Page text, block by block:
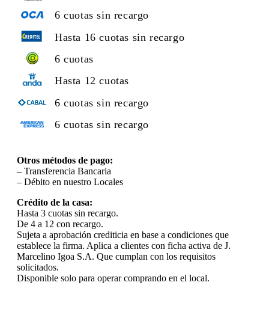
6 cuotas sin recargo
Hasta 16 cuotas sin recargo
6 cuotas
Hasta 12 cuotas
6 cuotas sin recargo
6 cuotas sin recargo
Otros métodos de pago:
– Transferencia Bancaria
– Débito en nuestro Locales
Crédito de la casa:
Hasta 3 cuotas sin recargo.
De 4 a 12 con recargo.
Sujeta a aprobación crediticia en base a condiciones que
establece la firma. Aplica a clientes con ficha activa de J.
Marcelino Igoa S.A. Que cumplan con los requisitos
solicitados.
Disponible solo para operar comprando en el local.